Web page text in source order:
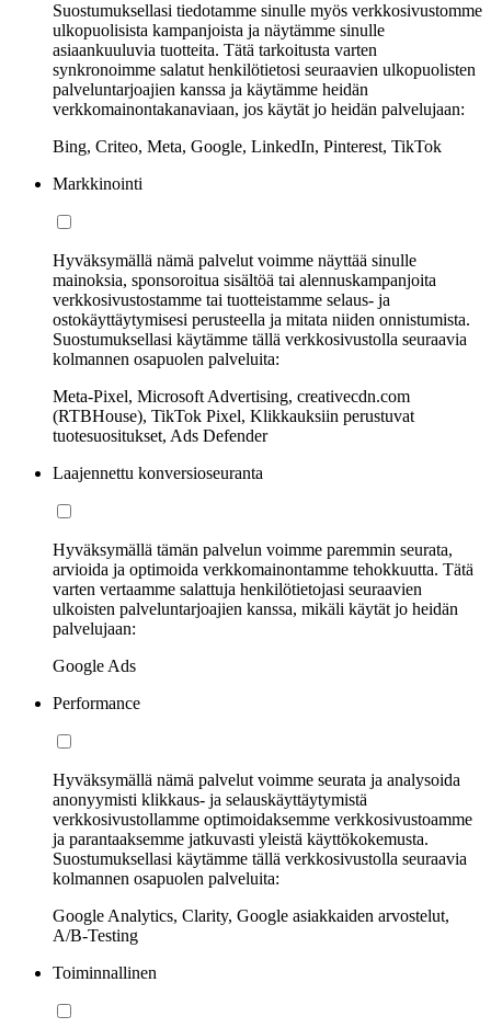
Suostumuksellasi tiedotamme sinulle myös verkkosivustomme
ulkopuolisista kampanjoista ja näytämme sinulle
asiaankuuluvia tuotteita. Tätä tarkoitusta varten
synkronoimme salatut henkilötietosi seuraavien ulkopuolisten
palveluntarjoajien kanssa ja käytämme heidän
verkkomainontakanaviaan, jos käytät jo heidän palvelujaan:
Bing, Criteo, Meta, Google, LinkedIn, Pinterest, TikTok
Markkinointi
Hyväksymällä nämä palvelut voimme näyttää sinulle
mainoksia, sponsoroitua sisältöä tai alennuskampanjoita
verkkosivustostamme tai tuotteistamme selaus- ja
ostokäyttäytymisesi perusteella ja mitata niiden onnistumista.
Suostumuksellasi käytämme tällä verkkosivustolla seuraavia
kolmannen osapuolen palveluita:
Meta-Pixel, Microsoft Advertising, creativecdn.com
(RTBHouse), TikTok Pixel, Klikkauksiin perustuvat
tuotesuositukset, Ads Defender
Laajennettu konversioseuranta
Hyväksymällä tämän palvelun voimme paremmin seurata,
arvioida ja optimoida verkkomainontamme tehokkuutta. Tätä
varten vertaamme salattuja henkilötietojasi seuraavien
ulkoisten palveluntarjoajien kanssa, mikäli käytät jo heidän
palvelujaan:
Google Ads
Performance
Hyväksymällä nämä palvelut voimme seurata ja analysoida
anonyymisti klikkaus- ja selauskäyttäytymistä
verkkosivustollamme optimoidaksemme verkkosivustoamme
ja parantaaksemme jatkuvasti yleistä käyttökokemusta.
Suostumuksellasi käytämme tällä verkkosivustolla seuraavia
kolmannen osapuolen palveluita:
Google Analytics, Clarity, Google asiakkaiden arvostelut,
A/B-Testing
Toiminnallinen